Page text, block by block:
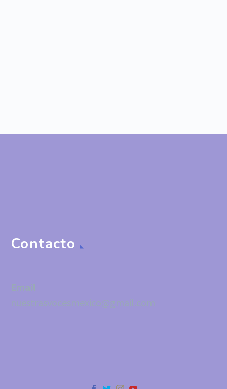
Contacto
Email
nuestrasvocesmexico@gmail.com